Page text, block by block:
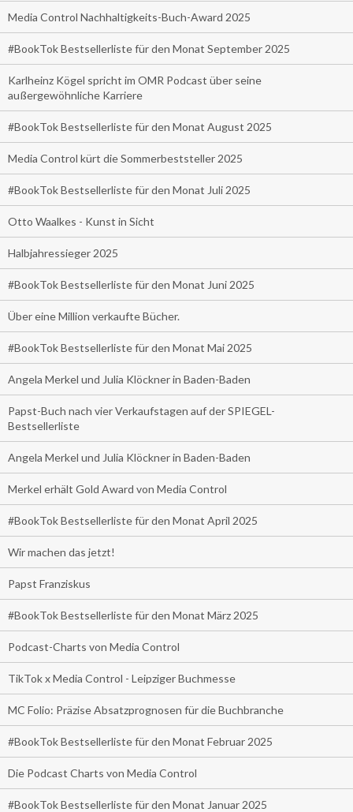
Media Control Nachhaltigkeits-Buch-Award 2025
#BookTok Bestsellerliste für den Monat September 2025
Karlheinz Kögel spricht im OMR Podcast über seine
außergewöhnliche Karriere
#BookTok Bestsellerliste für den Monat August 2025
Media Control kürt die Sommerbeststeller 2025
#BookTok Bestsellerliste für den Monat Juli 2025
Otto Waalkes - Kunst in Sicht
Halbjahressieger 2025
#BookTok Bestsellerliste für den Monat Juni 2025
Über eine Million verkaufte Bücher.
#BookTok Bestsellerliste für den Monat Mai 2025
Angela Merkel und Julia Klöckner in Baden-Baden
Papst-Buch nach vier Verkaufstagen auf der SPIEGEL-
Bestsellerliste
Angela Merkel und Julia Klöckner in Baden-Baden
Merkel erhält Gold Award von Media Control
#BookTok Bestsellerliste für den Monat April 2025
Wir machen das jetzt!
Papst Franziskus
#BookTok Bestsellerliste für den Monat März 2025
Podcast-Charts von Media Control
TikTok x Media Control - Leipziger Buchmesse
MC Folio: Präzise Absatzprognosen für die Buchbranche
#BookTok Bestsellerliste für den Monat Februar 2025
Die Podcast Charts von Media Control
#BookTok Bestsellerliste für den Monat Januar 2025